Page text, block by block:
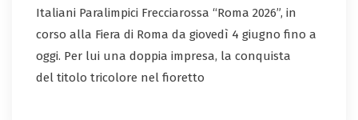
Italiani Paralimpici Frecciarossa “Roma 2026”, in
corso alla Fiera di Roma da giovedì 4 giugno fino a
oggi. Per lui una doppia impresa, la conquista
del titolo tricolore nel fioretto